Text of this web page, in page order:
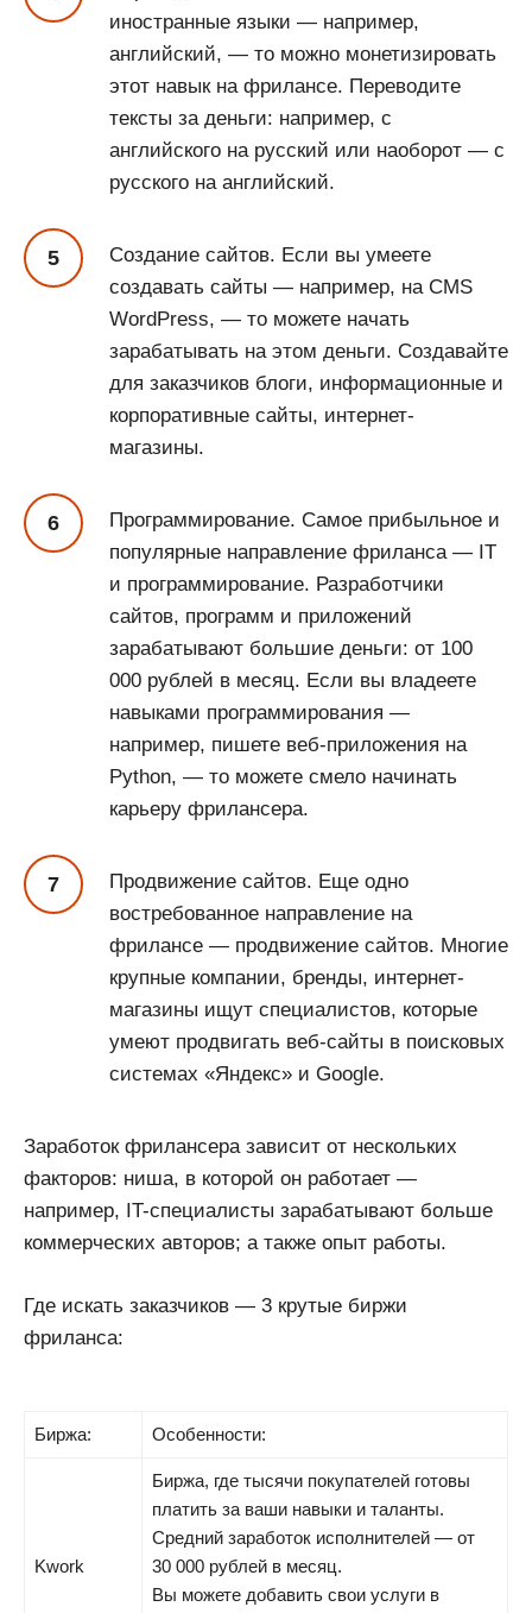
иностранные языки — например,
английский, — то можно монетизировать
этот навык на фрилансе. Переводите
тексты за деньги: например, с
английского на русский или наоборот — с
русского на английский.
Создание сайтов. Если вы умеете
создавать сайты — например, на CMS
WordPress, — то можете начать
зарабатывать на этом деньги. Создавайте
для заказчиков блоги, информационные и
корпоративные сайты, интернет-
магазины.
Программирование. Самое прибыльное и
популярные направление фриланса — IT
и программирование. Разработчики
сайтов, программ и приложений
зарабатывают большие деньги: от 100
000 рублей в месяц. Если вы владеете
навыками программирования —
например, пишете веб-приложения на
Python, — то можете смело начинать
карьеру фрилансера.
Продвижение сайтов. Еще одно
востребованное направление на
фрилансе — продвижение сайтов. Многие
крупные компании, бренды, интернет-
магазины ищут специалистов, которые
умеют продвигать веб-сайты в поисковых
системах «Яндекс» и Google.
Заработок фрилансера зависит от нескольких
факторов: ниша, в которой он работает —
например, IT-специалисты зарабатывают больше
коммерческих авторов; а также опыт работы.
Где искать заказчиков — 3 крутые биржи
фриланса:
Биржа: Особенности:
Kwork
Биржа, где тысячи покупателей готовы
платить за ваши навыки и таланты.
Средний заработок исполнителей — от
30 000 рублей в месяц.
Вы можете добавить свои услуги в